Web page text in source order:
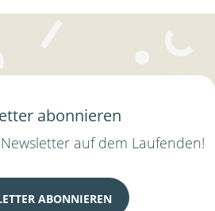
abonnieren
auf dem Laufenden!
ABONNIEREN